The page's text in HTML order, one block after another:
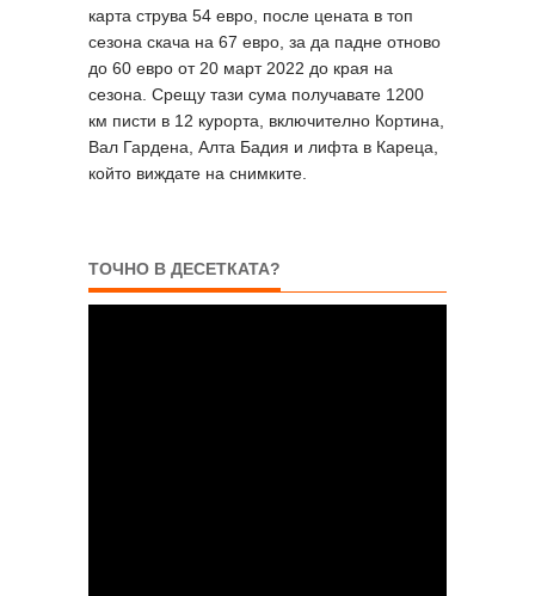
карта струва 54 евро, после цената в топ
сезона скача на 67 евро, за да падне отново
до 60 евро от 20 март 2022 до края на
сезона. Срещу тази сума получавате 1200
км писти в 12 курорта, включително Кортина,
Вал Гардена, Алта Бадия и лифта в Кареца,
който виждате на снимките.
ТОЧНО В ДЕСЕТКАТА?